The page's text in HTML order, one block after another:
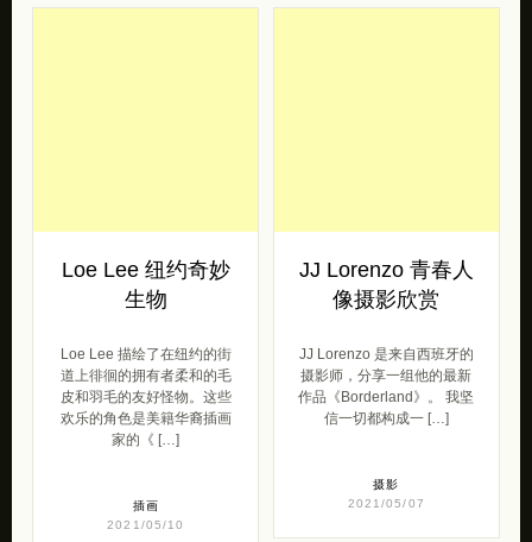
Loe Lee 纽约奇妙
生物
Loe Lee 描绘了在纽约的街
道上徘徊的拥有者柔和的毛
皮和羽毛的友好怪物。这些
欢乐的角色是美籍华裔插画
家的《 […]
插画
2021/05/10
JJ Lorenzo 青春人
像摄影欣赏
JJ Lorenzo 是来自西班牙的
摄影师，分享一组他的最新
作品《Borderland》。 我坚
信一切都构成一 […]
摄影
2021/05/07